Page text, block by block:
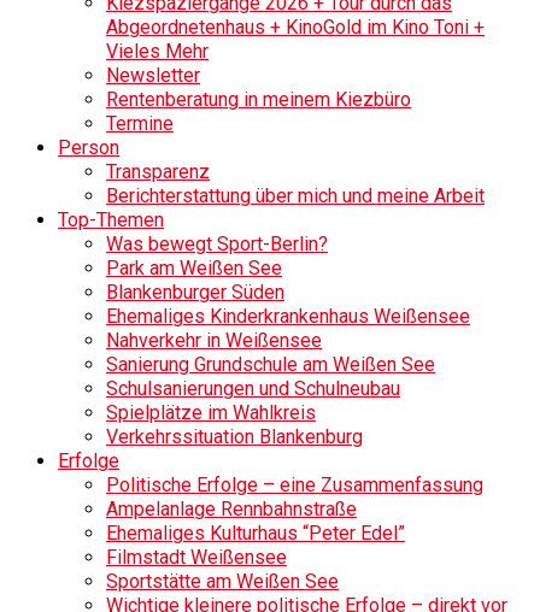
Abgeordnetenhaus + KinoGold im Kino Toni +
Vieles Mehr
Newsletter
Rentenberatung in meinem Kiezbüro
Termine
Person
Transparenz
Berichterstattung über mich und meine Arbeit
Top-Themen
Was bewegt Sport-Berlin?
Park am Weißen See
Blankenburger Süden
Ehemaliges Kinderkrankenhaus Weißensee
Nahverkehr in Weißensee
Sanierung Grundschule am Weißen See
Schulsanierungen und Schulneubau
Spielplätze im Wahlkreis
Verkehrssituation Blankenburg
Erfolge
Politische Erfolge – eine Zusammenfassung
Ampelanlage Rennbahnstraße
Ehemaliges Kulturhaus “Peter Edel”
Filmstadt Weißensee
Sportstätte am Weißen See
Wichtige kleinere politische Erfolge – direkt vor